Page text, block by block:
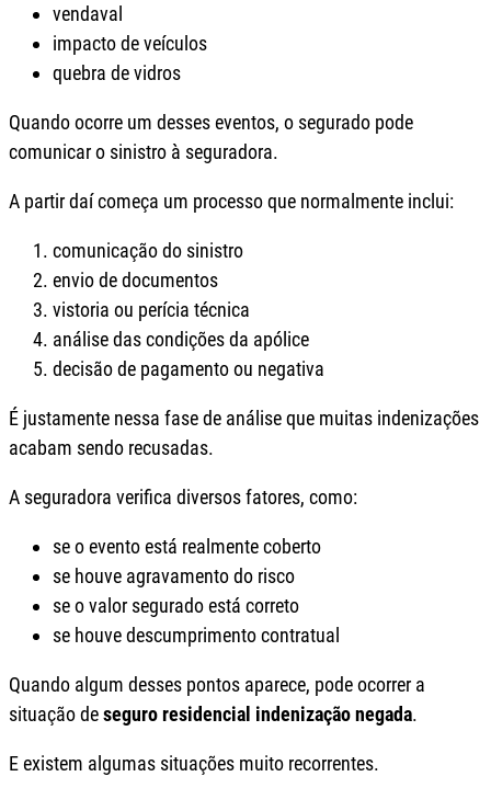
vendaval
impacto de veículos
quebra de vidros
Quando ocorre um desses eventos, o segurado pode
comunicar o sinistro à seguradora.
A partir daí começa um processo que normalmente inclui:
comunicação do sinistro
envio de documentos
vistoria ou perícia técnica
análise das condições da apólice
decisão de pagamento ou negativa
É justamente nessa fase de análise que muitas indenizações
acabam sendo recusadas.
A seguradora verifica diversos fatores, como:
se o evento está realmente coberto
se houve agravamento do risco
se o valor segurado está correto
se houve descumprimento contratual
Quando algum desses pontos aparece, pode ocorrer a
situação deseguro residencial indenização negada.
E existem algumas situações muito recorrentes.